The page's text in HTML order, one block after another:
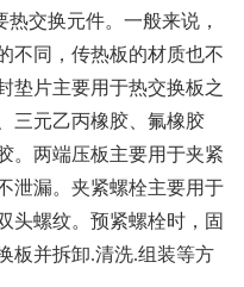
热交换元件。一般来说，
不同，传热板的材质也不
垫片主要用于热交换板之
三元乙丙橡胶、氟橡胶
。两端压板主要用于夹紧
泄漏。夹紧螺栓主要用于
头螺纹。预紧螺栓时，固
板并拆卸.清洗.组装等方